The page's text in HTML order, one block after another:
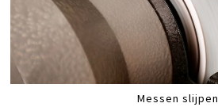
Messen slijpen